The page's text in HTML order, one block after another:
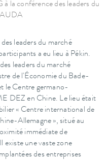
la conférence des leaders du
leaders du marché
a eu lieu à Pékin.
leaders du marché
de l'Économie du Bade-
le Centre germano-
DEZ en Chine. Le lieu était
« Centre international de
Allemagne », situé au
immédiate de
existe une vaste zone
des entreprises